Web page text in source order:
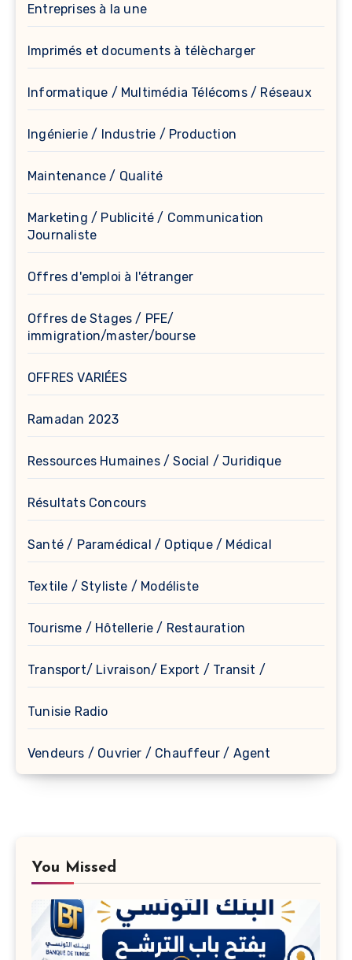
Entreprises à la une
Imprimés et documents à télècharger
Informatique / Multimédia Télécoms / Réseaux
Ingénierie / Industrie / Production
Maintenance / Qualité
Marketing / Publicité / Communication
Journaliste
Offres d'emploi à l'étranger
Offres de Stages / PFE/
immigration/master/bourse
OFFRES VARIÉES
Ramadan 2023
Ressources Humaines / Social / Juridique
Résultats Concours
Santé / Paramédical / Optique / Médical
Textile / Styliste / Modéliste
Tourisme / Hôtellerie / Restauration
Transport/ Livraison/ Export / Transit /
Tunisie Radio
Vendeurs / Ouvrier / Chauffeur / Agent
You Missed